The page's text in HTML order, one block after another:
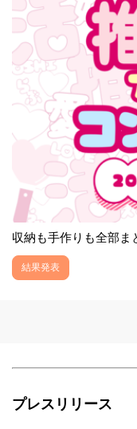
収納も手作りも全部
結果発表
プレスリリース